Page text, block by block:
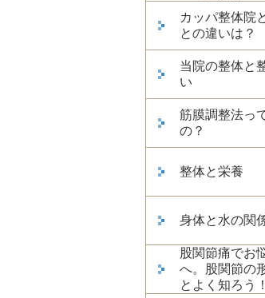
カッパ整体院
との違いは？
当院の整体と
い
筋膜調整法っ
の？
整体と栄養
身体と水の関
股関節痛でお
へ。股関節の
とよく知ろう！